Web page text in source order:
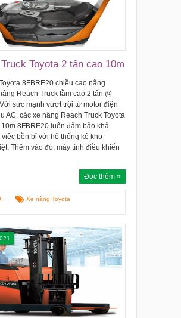
Toyota 2 tấn cao 10m
8FBRE20 chiều cao nâng
Reach Truck tầm cao 2 tấn @
sức mạnh vượt trội từ motor điện
AC, các xe nâng Reach Truck Toyota
8FBRE20 luôn đảm bảo khả
bền bỉ với hệ thống kệ kho
Thêm vào đó, máy tính điều khiển
Đọc thêm »
Xe nâng Toyota